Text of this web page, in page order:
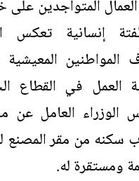
المتواجدين
إنسانية تعكس
المواطنين
العمل في القطاع
العامل عن
سكنه من مقر المصنع
ومستقرة له.